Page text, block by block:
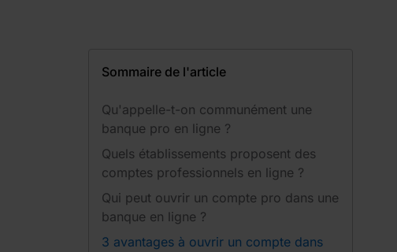
Sommaire de l'article
Qu'appelle-t-on communément une
banque pro en ligne ?
Quels établissements proposent des
comptes professionnels en ligne ?
Qui peut ouvrir un compte pro dans une
banque en ligne ?
3 avantages à ouvrir un compte dans